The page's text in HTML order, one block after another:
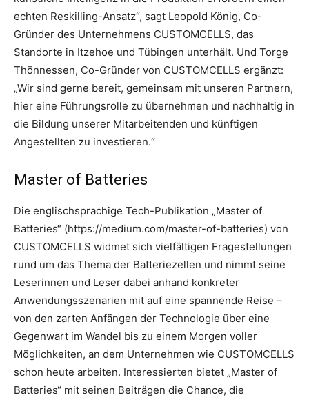
echten Reskilling-Ansatz“, sagt Leopold König, Co-
Gründer des Unternehmens CUSTOMCELLS, das
Standorte in Itzehoe und Tübingen unterhält. Und Torge
Thönnessen, Co-Gründer von CUSTOMCELLS ergänzt:
„Wir sind gerne bereit, gemeinsam mit unseren Partnern,
hier eine Führungsrolle zu übernehmen und nachhaltig in
die Bildung unserer Mitarbeitenden und künftigen
Angestellten zu investieren.“
Master of Batteries
Die englischsprachige Tech-Publikation „Master of
Batteries“ (https://medium.com/master-of-batteries) von
CUSTOMCELLS widmet sich vielfältigen Fragestellungen
rund um das Thema der Batteriezellen und nimmt seine
Leserinnen und Leser dabei anhand konkreter
Anwendungsszenarien mit auf eine spannende Reise –
von den zarten Anfängen der Technologie über eine
Gegenwart im Wandel bis zu einem Morgen voller
Möglichkeiten, an dem Unternehmen wie CUSTOMCELLS
schon heute arbeiten. Interessierten bietet „Master of
Batteries“ mit seinen Beiträgen die Chance, die